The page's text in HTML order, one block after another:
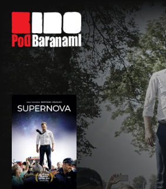
Linki ułatwień